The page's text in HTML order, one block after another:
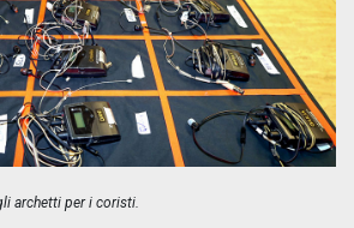
archetti per i coristi.